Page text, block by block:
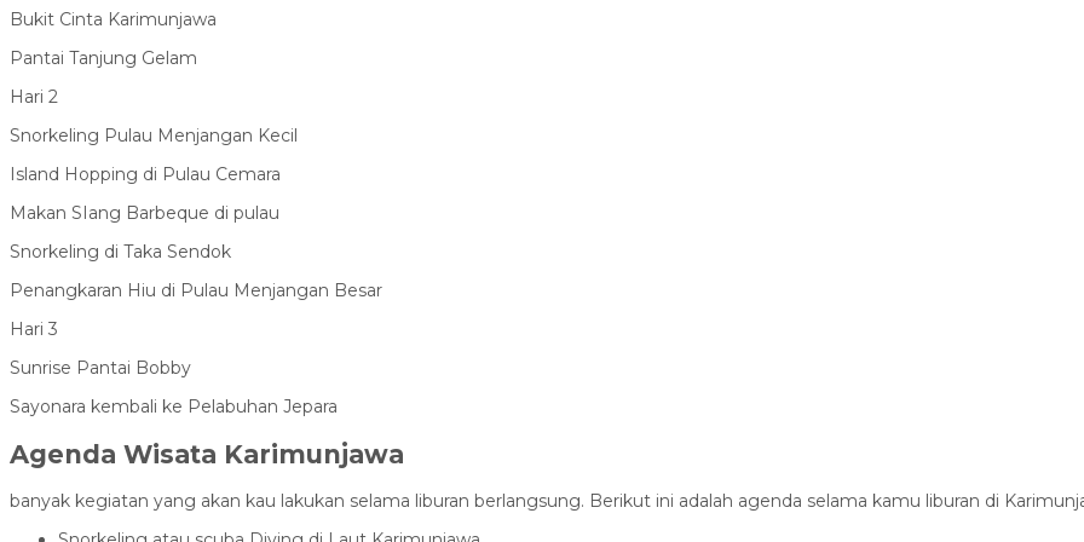
Bukit Cinta Karimunjawa
Pantai Tanjung Gelam
Hari 2
Snorkeling Pulau Menjangan Kecil
Island Hopping di Pulau Cemara
Makan SIang Barbeque di pulau
Snorkeling di Taka Sendok
Penangkaran Hiu di Pulau Menjangan Besar
Hari 3
Sunrise Pantai Bobby
Sayonara kembali ke Pelabuhan Jepara
Agenda Wisata Karimunjawa
banyak kegiatan yang akan kau lakukan selama liburan berlangsung. Berikut ini adalah agenda selama kamu liburan di